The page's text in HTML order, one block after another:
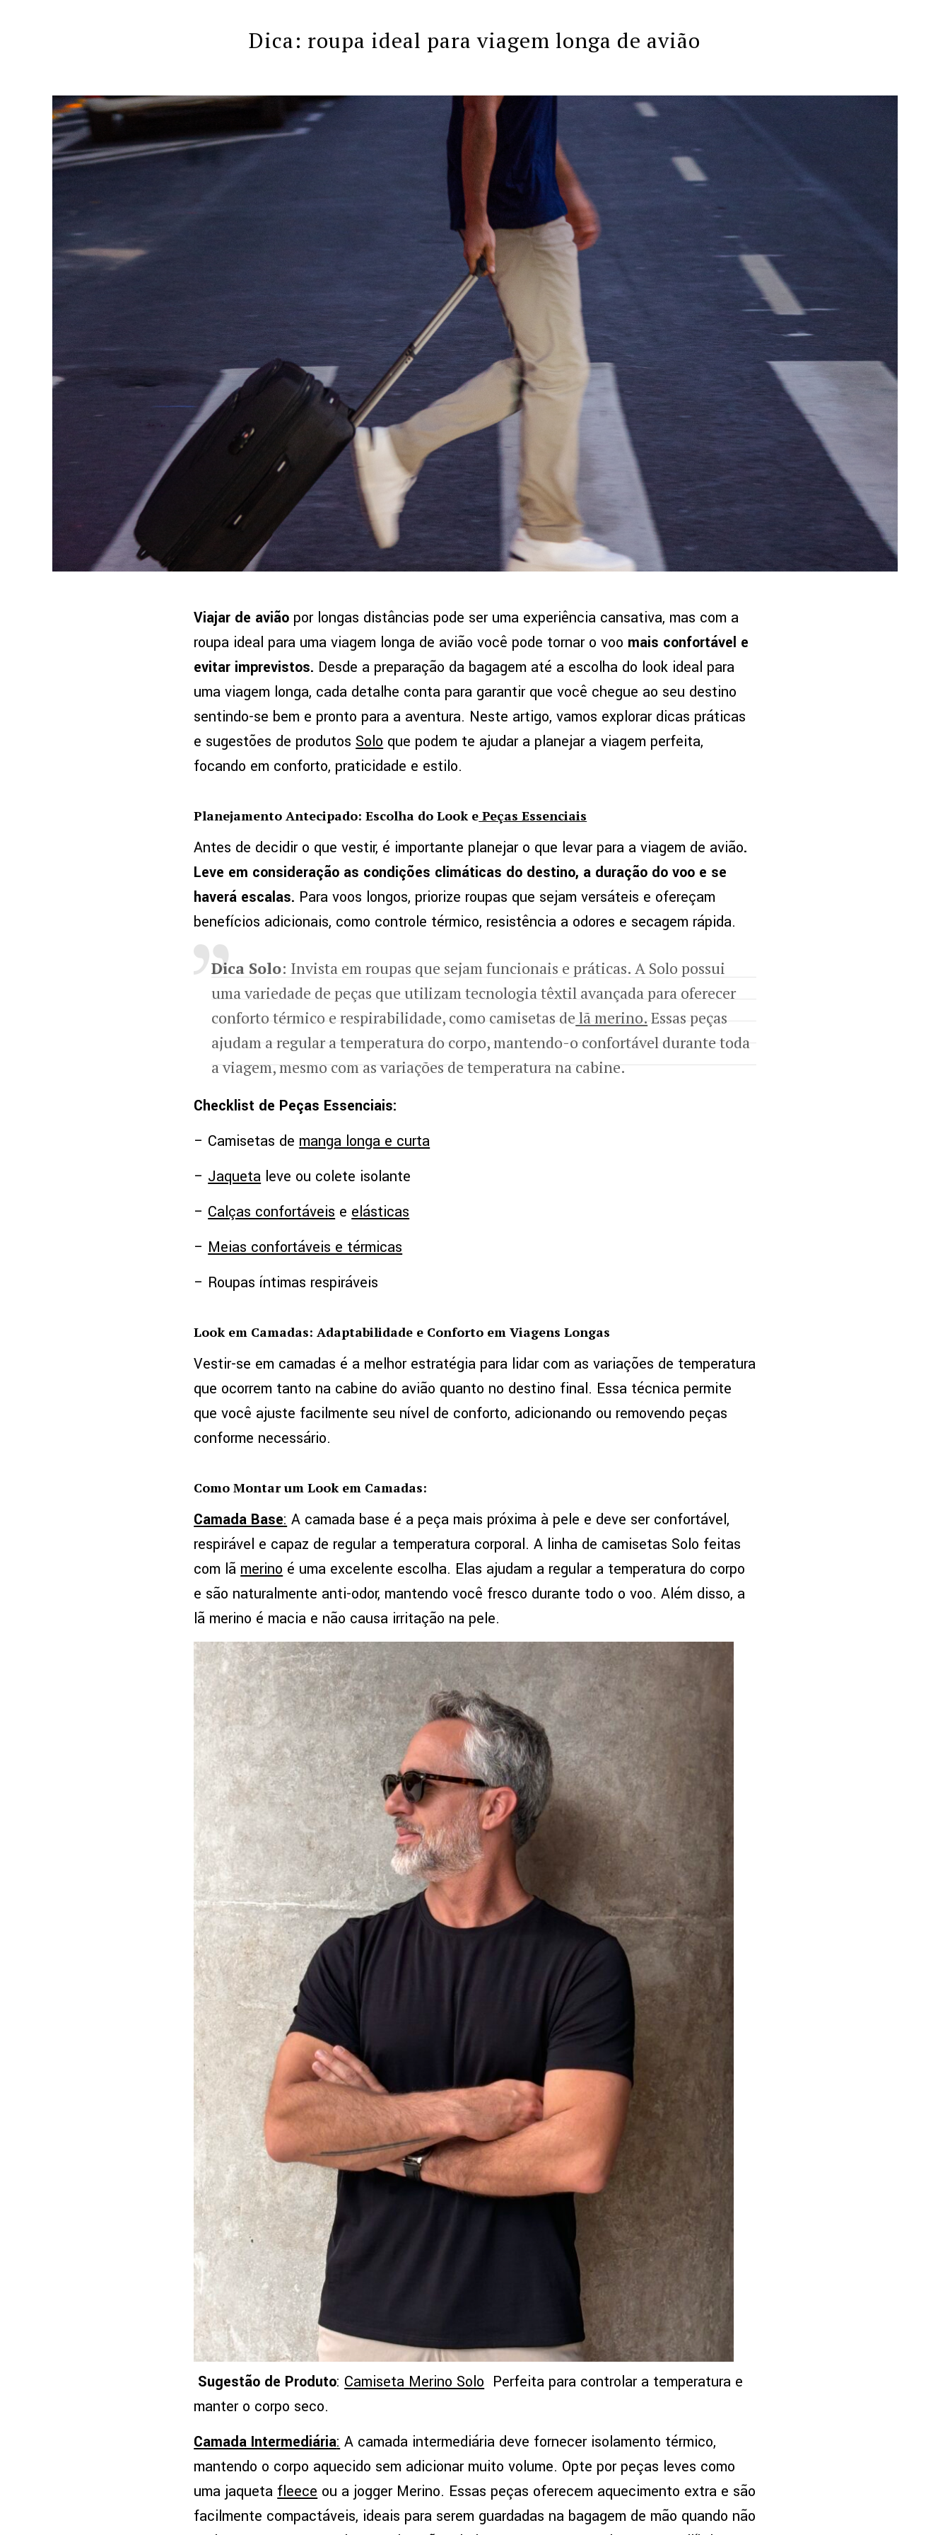
Dica: roupa ideal para viagem longa de avião
Viajar de avião por longas distâncias pode ser uma experiência cansativa, mas com a
roupa ideal para uma viagem longa de avião você pode tornar o voo mais confortável e
evitar imprevistos. Desde a preparação da bagagem até a escolha do look ideal para
uma viagem longa, cada detalhe conta para garantir que você chegue ao seu destino
sentindo-se bem e pronto para a aventura. Neste artigo, vamos explorar dicas práticas
e sugestões de produtos Solo que podem te ajudar a planejar a viagem perfeita,
focando em conforto, praticidade e estilo.
Planejamento Antecipado: Escolha do Look e Peças Essenciais
Antes de decidir o que vestir, é importante planejar o que levar para a viagem de avião.
Leve em consideração as condições climáticas do destino, a duração do voo e se
haverá escalas. Para voos longos, priorize roupas que sejam versáteis e ofereçam
benefícios adicionais, como controle térmico, resistência a odores e secagem rápida.
Dica Solo: Invista em roupas que sejam funcionais e práticas. A Solo possui
uma variedade de peças que utilizam tecnologia têxtil avançada para oferecer
conforto térmico e respirabilidade, como camisetas delã merino.Essas peças
ajudam a regular a temperatura do corpo, mantendo-o confortável durante toda
a viagem, mesmo com as variações de temperatura na cabine.
Checklist de Peças Essenciais:
– Camisetas de manga longa e curta
– Jaqueta leve ou colete isolante
– Calças confortáveis e elásticas
– Meias confortáveis e térmicas
– Roupas íntimas respiráveis
Look em Camadas: Adaptabilidade e Conforto em Viagens Longas
Vestir-se em camadas é a melhor estratégia para lidar com as variações de temperatura
que ocorrem tanto na cabine do avião quanto no destino final. Essa técnica permite
que você ajuste facilmente seu nível de conforto, adicionando ou removendo peças
conforme necessário.
Como Montar um Look em Camadas:
Camada Base: A camada base é a peça mais próxima à pele e deve ser confortável,
respirável e capaz de regular a temperatura corporal. A linha de camisetas Solo feitas
com lã merino é uma excelente escolha. Elas ajudam a regular a temperatura do corpo
e são naturalmente anti-odor, mantendo você fresco durante todo o voo. Além disso, a
lã merino é macia e não causa irritação na pele.
Sugestão de Produto: Camiseta Merino Solo Perfeita para controlar a temperatura e
manter o corpo seco.
Camada Intermediária: A camada intermediária deve fornecer isolamento térmico,
mantendo o corpo aquecido sem adicionar muito volume. Opte por peças leves como
uma jaqueta fleece ou a jogger Merino. Essas peças oferecem aquecimento extra e são
facilmente compactáveis, ideais para serem guardadas na bagagem de mão quando não